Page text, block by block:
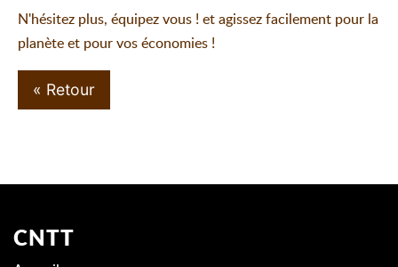
N'hésitez plus, équipez vous ! et agissez facilement pour la
planète et pour vos économies !
« Retour
CNTT